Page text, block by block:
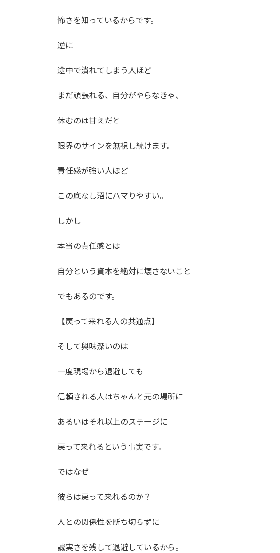
怖さを知っているからです。
逆に
途中で潰れてしまう人ほど
まだ頑張れる、自分がやらなきゃ、
休むのは甘えだと
限界のサインを無視し続けます。
責任感が強い人ほど
この底なし沼にハマりやすい。
しかし
本当の責任感とは
自分という資本を絶対に壊さないこと
でもあるのです。
【戻って来れる人の共通点】
そして興味深いのは
一度現場から退避しても
信頼される人はちゃんと元の場所に
あるいはそれ以上のステージに
戻って来れるという事実です。
ではなぜ
彼らは戻って来れるのか？
人との関係性を断ち切らずに
誠実さを残して退避しているから。